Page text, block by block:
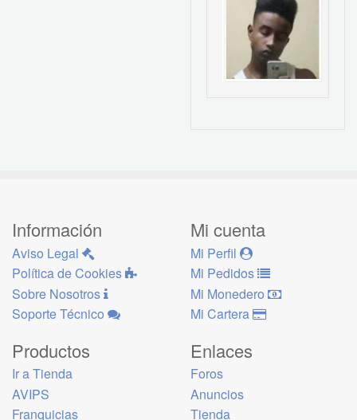
Información
Aviso Legal
Política de Cookies
Sobre Nosotros
Soporte Técnico
Mi cuenta
Mi Perfil
Mi Pedidos
Mi Monedero
Mi Cartera
Productos
Ir a Tienda
AVIPS
Franquicias
Enlaces
Foros
Anuncios
Tienda